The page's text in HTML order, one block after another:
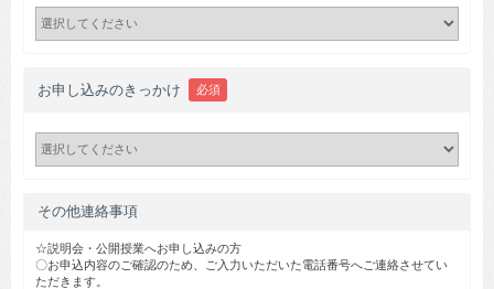
お申し込みのきっかけ 必須
その他連絡事項
☆説明会・公開授業へお申し込みの方
〇お申込内容のご確認のため、ご入力いただいた電話番号へご連絡させてい
ただきます。